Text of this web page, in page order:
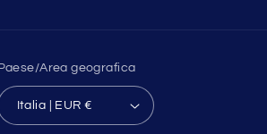
Area geografica
Italia | EUR €